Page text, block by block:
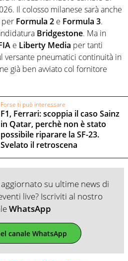
Il colosso milanese sarà anche
per Formula 2 e Formula 3.
Bridgestone. Ma in
e Liberty Media per tanti
versante pneumatici continuità in
già ben avviato col fornitore
Forse ti può interessare
F1, Ferrari: scoppia il caso Sainz
in Qatar, perchè non è stato
possibile riparare la SF-23.
Svelato il retroscena
su ultime news di
live? Iscriviti al nostro
WhatsApp
canale WhatsApp